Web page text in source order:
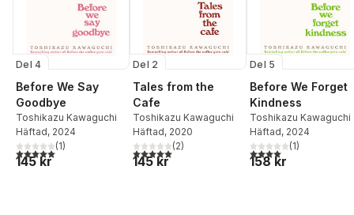
Del 4
Before We Say
Goodbye
Toshikazu Kawaguchi
Häftad, 2024
5,0utav 5 stjärnor. Totalt antal röster:
(1)
145 kr
Del 2
Tales from the
Cafe
Toshikazu Kawaguchi
Häftad, 2020
5,0utav 5 stjärnor. Totalt antal röster:
(2)
145 kr
Del 5
Before We Forget
Kindness
Toshikazu Kawaguchi
Häftad, 2024
4,0utav 5 stjärnor.
(1)
158 kr